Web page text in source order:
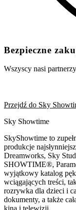
Bezpieczne
Wszyscy nasi
Przejdź do Sky
Sky Showtime
SkyShowtime to
produkcje
Dreamworks, Sky
SHOWTIME®,
wyjątkowy katalog
wciągających treści,
rozrywka dla dzieci i
dokumenty, a także